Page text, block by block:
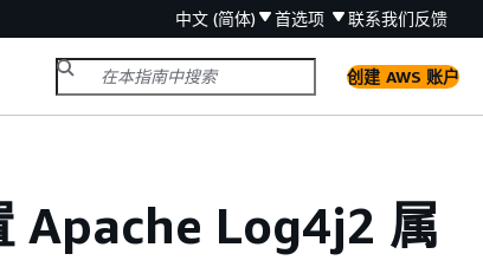
中文 (简体) 首选项 联系我们反馈
创建 AWS 账户
Apache Log4j2 属